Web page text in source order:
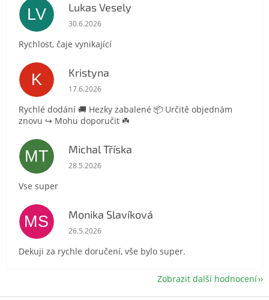
LV Lukas Vesely
Hodnocení obchodu je 5 z 5 hvězdiček.
30.6.2026
Rychlost, čaje vynikající
K Kristyna
Hodnocení obchodu je 5 z 5 hvězdiček.
17.6.2026
Rychlé dodání 🚚 Hezky zabalené 📦 Určitě objednám
znovu ↪️ Mohu doporučit ☘️
MT Michal Tříska
Hodnocení obchodu je 5 z 5 hvězdiček.
28.5.2026
Vse super
MS Monika Slavíková
Hodnocení obchodu je 5 z 5 hvězdiček.
26.5.2026
Dekuji za rychle doručení, vše bylo super.
Zobrazit další hodnocení